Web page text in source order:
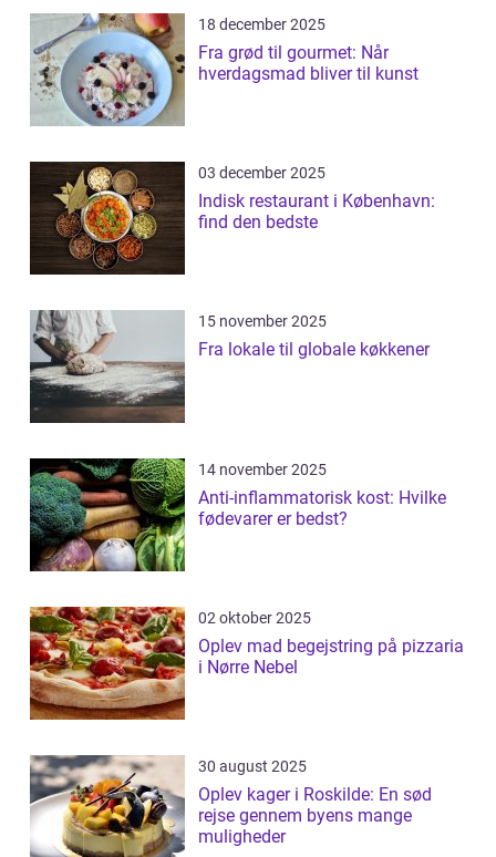
18 december 2025
Fra grød til gourmet: Når
hverdagsmad bliver til kunst
03 december 2025
Indisk restaurant i København:
find den bedste
15 november 2025
Fra lokale til globale køkkener
14 november 2025
Anti-inflammatorisk kost: Hvilke
fødevarer er bedst?
02 oktober 2025
Oplev mad begejstring på pizzaria
i Nørre Nebel
30 august 2025
Oplev kager i Roskilde: En sød
rejse gennem byens mange
muligheder